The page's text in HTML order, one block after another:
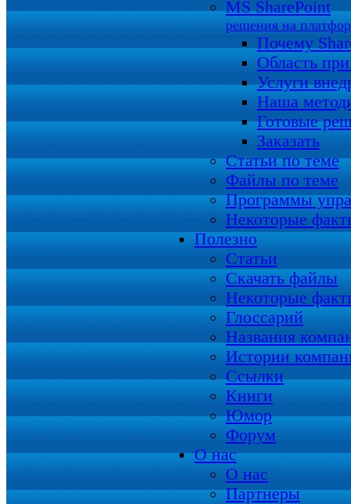
MS SharePoint
решения на
Почему
Область
Услуги
Наша
Готовые
Заказать
Статьи по теме
Файлы по теме
Программы
Некоторые
Полезно
Статьи
Скачать файлы
Некоторые
Глоссарий
Названия
Истории
Ссылки
Книги
Юмор
Форум
О нас
О нас
Партнеры